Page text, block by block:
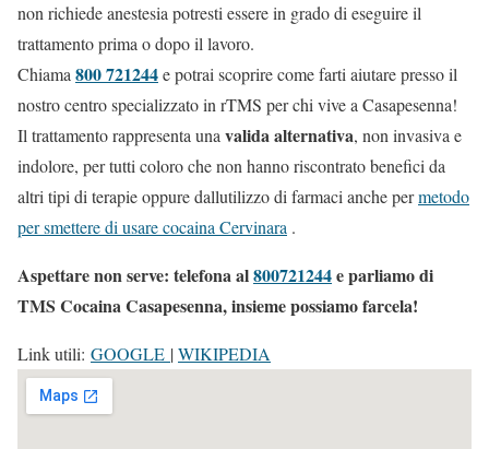
non richiede anestesia potresti essere in grado di eseguire il
trattamento prima o dopo il lavoro.
Chiama800 721244e potrai scoprire come farti aiutare presso il
nostro centro specializzato in rTMS per chi vive a Casapesenna!
Il trattamento rappresenta unavalida alternativa, non invasiva e
indolore, per tutti coloro che non hanno riscontrato benefici da
altri tipi di terapie oppure dallutilizzo di farmaci anche permetodo
per smettere di usare cocaina Cervinara .
Aspettare non serve: telefona al800721244e parliamo di
TMS Cocaina Casapesenna, insieme possiamo farcela!
Link utili: GOOGLE |WIKIPEDIA